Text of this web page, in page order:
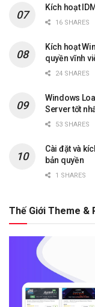
Kích hoạt
16 SHARES
Kích hoạt
quyền vĩnh
24 SHARES
Windows
Server tốt
53 SHARES
Cài đặt và
bản quyền
1 SHARES
Thế Giới Theme &